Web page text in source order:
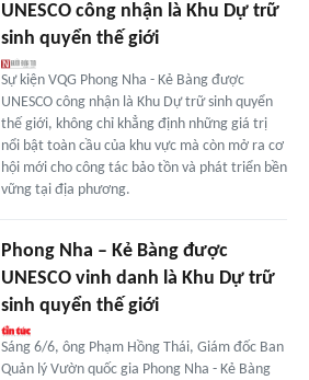
UNESCO công nhận là Khu Dự trữ
sinh quyển thế giới
Sự kiện VQG Phong Nha - Kẻ Bàng được
UNESCO công nhận là Khu Dự trữ sinh quyển
thế giới, không chỉ khẳng định những giá trị
nổi bật toàn cầu của khu vực mà còn mở ra cơ
hội mới cho công tác bảo tồn và phát triển bền
vững tại địa phương.
Phong Nha – Kẻ Bàng được
UNESCO vinh danh là Khu Dự trữ
sinh quyển thế giới
Sáng 6/6, ông Phạm Hồng Thái, Giám đốc Ban
Quản lý Vườn quốc gia Phong Nha - Kẻ Bàng